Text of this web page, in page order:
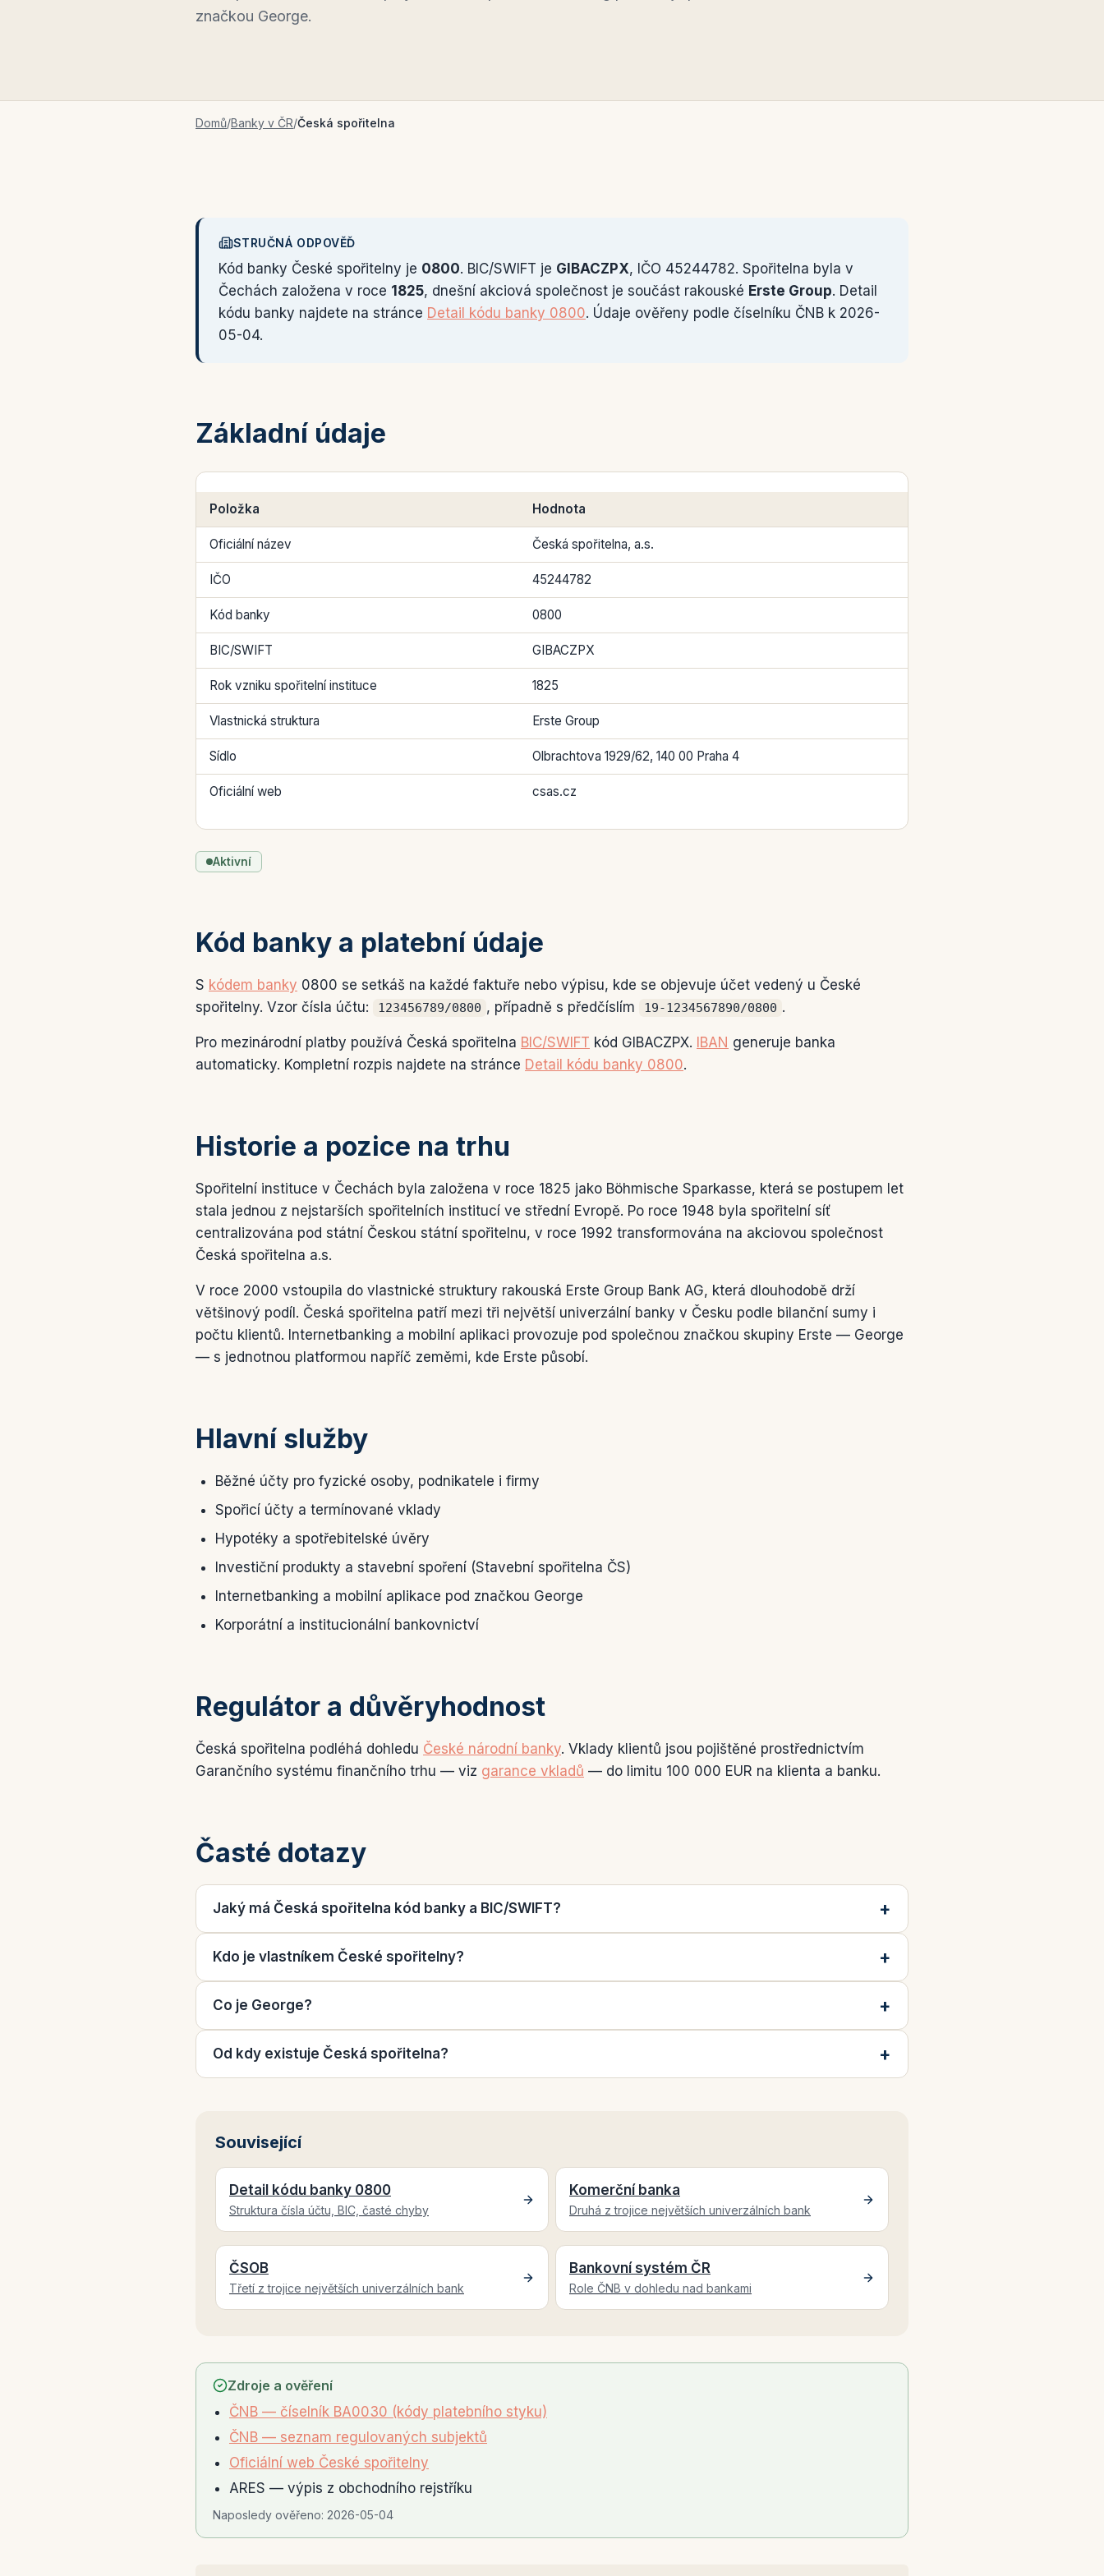
značkou George.
Domů/Banky v ČR/Česká spořitelna
STRUČNÁ ODPOVĚĎ
Kód banky České spořitelny je 0800. BIC/SWIFT je GIBACZPX, IČO 45244782. Spořitelna byla v
Čechách založena v roce 1825, dnešní akciová společnost je součást rakouské Erste Group. Detail
kódu banky najdete na stránce Detail kódu banky 0800. Údaje ověřeny podle číselníku ČNB k 2026-
05-04.
Základní údaje
Položka Hodnota
Oficiální název Česká spořitelna, a.s.
IČO 45244782
Kód banky 0800
BIC/SWIFT GIBACZPX
Rok vzniku spořitelní instituce 1825
Vlastnická struktura Erste Group
Sídlo Olbrachtova 1929/62, 140 00 Praha 4
Oficiální web csas.cz
Aktivní
Kód banky a platební údaje
S kódem banky 0800 se setkáš na každé faktuře nebo výpisu, kde se objevuje účet vedený u České
spořitelny. Vzor čísla účtu:
123456789/0800 , případně s předčíslím 19-1234567890/0800 .
Pro mezinárodní platby používá Česká spořitelna BIC/SWIFT kód GIBACZPX. IBAN generuje banka
automaticky. Kompletní rozpis najdete na stránce Detail kódu banky 0800.
Historie a pozice na trhu
Spořitelní instituce v Čechách byla založena v roce 1825 jako Böhmische Sparkasse, která se postupem let
stala jednou z nejstarších spořitelních institucí ve střední Evropě. Po roce 1948 byla spořitelní síť
centralizována pod státní Českou státní spořitelnu, v roce 1992 transformována na akciovou společnost
Česká spořitelna a.s.
V roce 2000 vstoupila do vlastnické struktury rakouská Erste Group Bank AG, která dlouhodobě drží
většinový podíl. Česká spořitelna patří mezi tři největší univerzální banky v Česku podle bilanční sumy i
počtu klientů. Internetbanking a mobilní aplikaci provozuje pod společnou značkou skupiny Erste — George
— s jednotnou platformou napříč zeměmi, kde Erste působí.
Hlavní služby
Běžné účty pro fyzické osoby, podnikatele i firmy
Spořicí účty a termínované vklady
Hypotéky a spotřebitelské úvěry
Investiční produkty a stavební spoření (Stavební spořitelna ČS)
Internetbanking a mobilní aplikace pod značkou George
Korporátní a institucionální bankovnictví
Regulátor a důvěryhodnost
Česká spořitelna podléhá dohledu České národní banky. Vklady klientů jsou pojištěné prostřednictvím
Garančního systému finančního trhu — viz garance vkladů — do limitu 100 000 EUR na klienta a banku.
Časté dotazy
Jaký má Česká spořitelna kód banky a BIC/SWIFT?
Kdo je vlastníkem České spořitelny?
Co je George?
Od kdy existuje Česká spořitelna?
Související
Detail kódu banky 0800
Struktura čísla účtu, BIC, časté chyby
Komerční banka
Druhá z trojice největších univerzálních bank
ČSOB
Třetí z trojice největších univerzálních bank
Bankovní systém ČR
Role ČNB v dohledu nad bankami
Zdroje a ověření
ČNB — číselník BA0030 (kódy platebního styku)
ČNB — seznam regulovaných subjektů
Oficiální web České spořitelny
ARES — výpis z obchodního rejstříku
Naposledy ověřeno: 2026-05-04